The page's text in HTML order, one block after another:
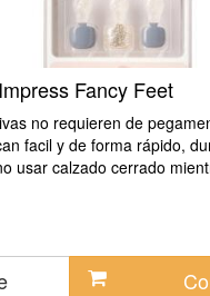
Fancy Feet
no requieren de
facil y de forma rápido,
usar calzado cerrado